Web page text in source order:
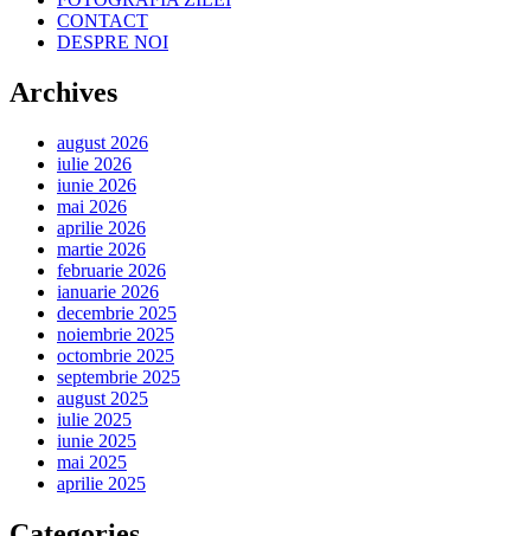
CONTACT
DESPRE NOI
Archives
august 2026
iulie 2026
iunie 2026
mai 2026
aprilie 2026
martie 2026
februarie 2026
ianuarie 2026
decembrie 2025
noiembrie 2025
octombrie 2025
septembrie 2025
august 2025
iulie 2025
iunie 2025
mai 2025
aprilie 2025